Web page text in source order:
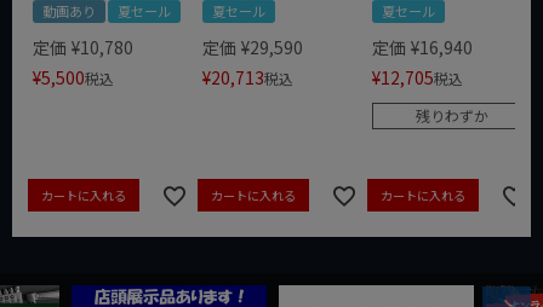
動画あり 夏セール
定価 ¥10,780
¥5,500税込
カートに入れる
夏セール
定価 ¥29,590
¥20,713税込
カートに入れる
夏セール
定価 ¥16,940
¥12,705税込
残りわずか
カートに入れる